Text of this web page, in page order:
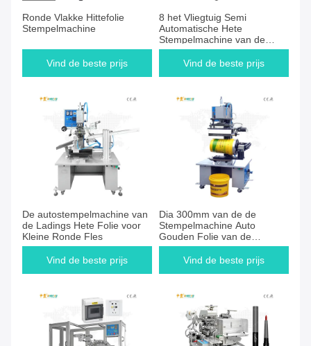
Ronde Vlakke Hittefolie
Stempelmachine
Vind de beste prijs
8 het Vliegtuig Semi
Automatische Hete
Stempelmachine van de
posttransportband
Vind de beste prijs
De autostempelmachine van
de Ladings Hete Folie voor
Kleine Ronde Fles
Vind de beste prijs
Dia 300mm van de de
Stempelmachine Auto
Gouden Folie van de
Kroonkurken Hete Folie de
Drukmachine
Vind de beste prijs